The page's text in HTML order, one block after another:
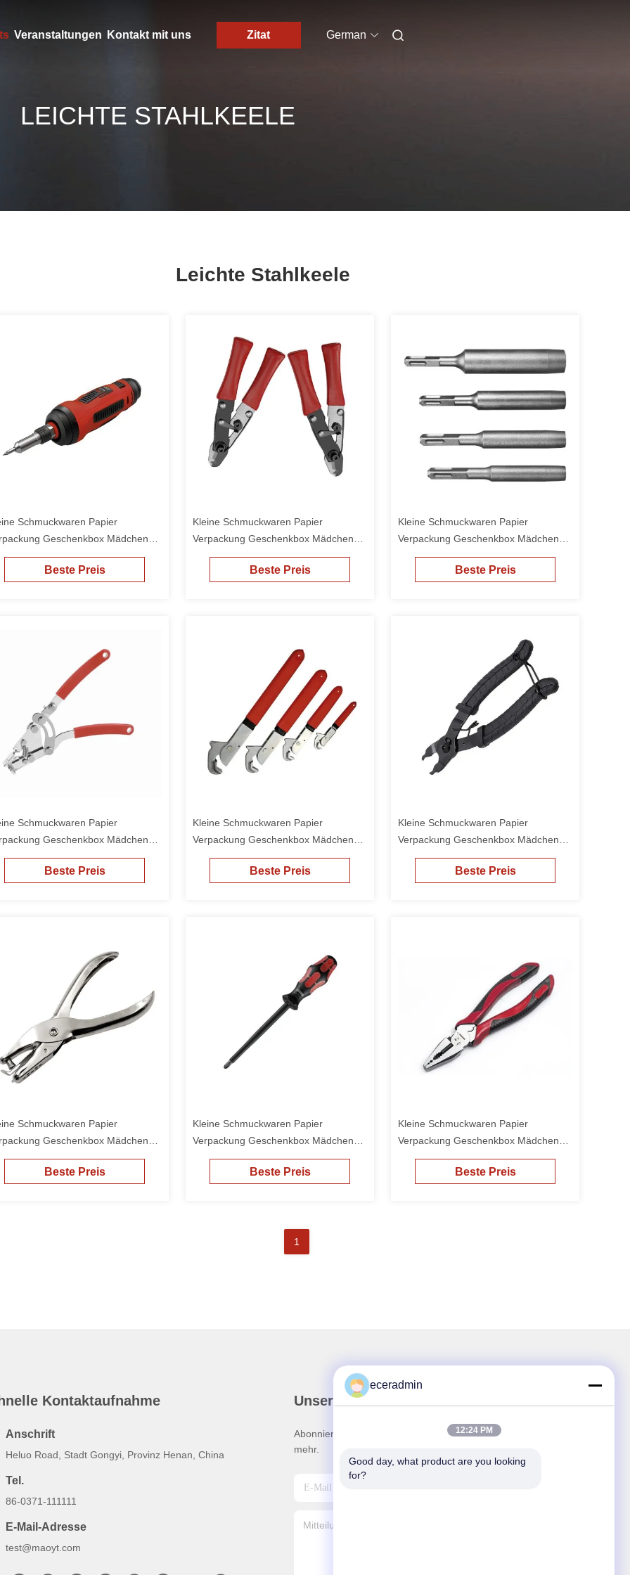
Veranstaltungen Kontakt mit uns Zitat German
LEICHTE STAHLKEELE
Leichte Stahlkeele
Schmuckwaren Papier
Geschenkbox Mädchen
Verpackung
Beste Preis
Kleine Schmuckwaren Papier
Verpackung Geschenkbox Mädchen
billige Verpackung
Beste Preis
Kleine Schmuckwaren Papier
Verpackung Geschenkbox Mädchen
billige Verpackung
Beste Preis
Schmuckwaren Papier
Geschenkbox Mädchen
Verpackung
Beste Preis
Kleine Schmuckwaren Papier
Verpackung Geschenkbox Mädchen
billige Verpackung
Beste Preis
Kleine Schmuckwaren Papier
Verpackung Geschenkbox Mädchen
billige Verpackung
Beste Preis
Schmuckwaren Papier
Geschenkbox Mädchen
Verpackung
Beste Preis
Kleine Schmuckwaren Papier
Verpackung Geschenkbox Mädchen
billige Verpackung
Beste Preis
Kleine Schmuckwaren Papier
Verpackung Geschenkbox Mädchen
billige Verpackung
Beste Preis
1
Kontaktaufnahme
Anschrift
Heluo Road, Stadt Gongyi, Provinz Henan, China
Tel.
86-0371-111111
E-Mail-Adresse
test@maoyt.com
Unser Newsletter
Abonnieren Sie unseren Newsletter für Rabatte und
mehr.
eceradmin
12:24 PM
Good day, what product are you looking
for?